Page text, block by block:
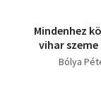
Mindenhez
vihar szeme
Bólya